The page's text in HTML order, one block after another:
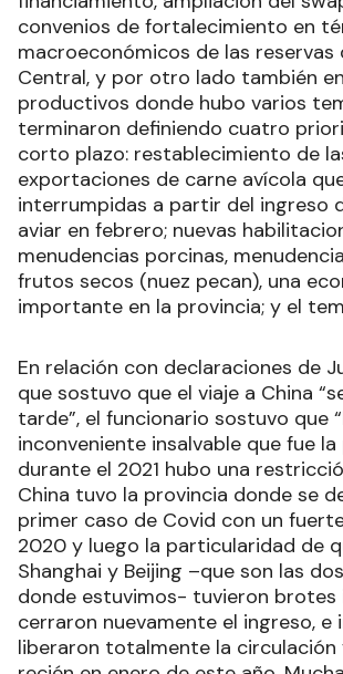
convenios de fortalecimiento en
macroeconómicos de las reservas
Central, y por otro lado también
productivos donde hubo varios
terminaron definiendo cuatro
corto plazo: restablecimiento de
exportaciones de carne avícola
interrumpidas a partir del ingreso
aviar en febrero; nuevas
menudencias porcinas,
frutos secos (nuez pecan), una
importante en la provincia; y el
En relación con declaraciones de
que sostuvo que el viaje a China
tarde”, el funcionario sostuvo que
inconveniente insalvable que fue la
durante el 2021 hubo una
China tuvo la provincia donde se
primer caso de Covid con un
2020 y luego la particularidad de
Shanghai y Beijing –que son las
donde estuvimos- tuvieron
cerraron nuevamente el ingreso, e
liberaron totalmente la circulación